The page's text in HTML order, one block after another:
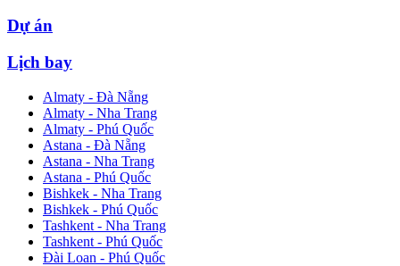
Dự án
Lịch bay
Almaty - Đà Nẵng
Almaty - Nha Trang
Almaty - Phú Quốc
Astana - Đà Nẵng
Astana - Nha Trang
Astana - Phú Quốc
Bishkek - Nha Trang
Bishkek - Phú Quốc
Tashkent - Nha Trang
Tashkent - Phú Quốc
Đài Loan - Phú Quốc